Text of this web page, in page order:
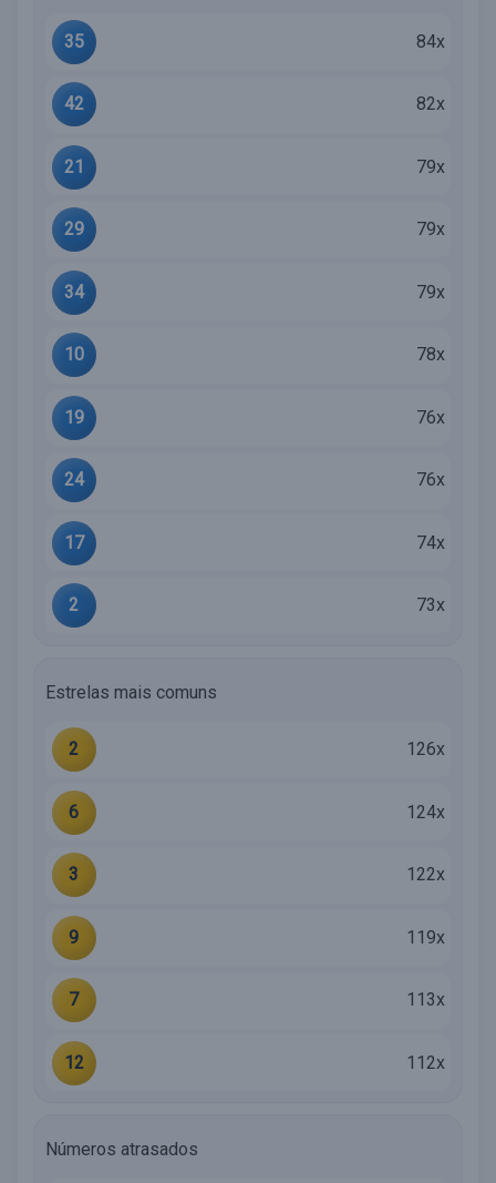
35 84x
42 82x
21 79x
29 79x
34 79x
10 78x
19 76x
24 76x
17 74x
2 73x
Estrelas mais comuns
2 126x
6 124x
3 122x
9 119x
7 113x
12 112x
Números atrasados